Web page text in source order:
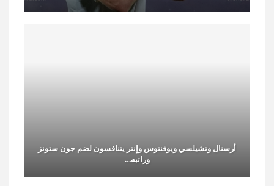
أرسنال وتشيلسي ويوفنتوس وإنتر يتنافسون لضم جون ستونز
وراتبه…